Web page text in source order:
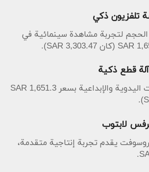
لتجربة مشاهدة سينمائية في
آلة قطع للمشروعات اليدوية والإبداعية بسعر 1,651.3 SAR
لابتوب
يقدم تجربة إنتاجية متقدمة،